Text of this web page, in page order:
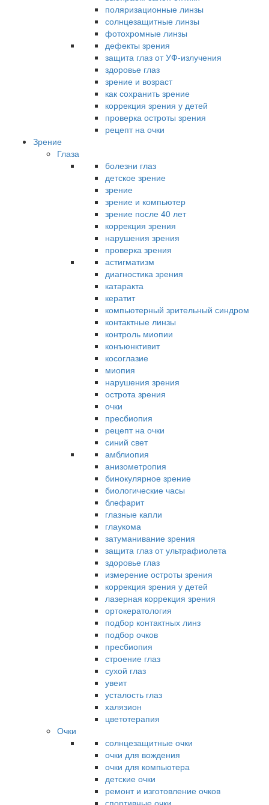
поляризационные линзы
солнцезащитные линзы
фотохромные линзы
дефекты зрения
защита глаз от УФ-излучения
здоровье глаз
зрение и возраст
как сохранить зрение
коррекция зрения у детей
проверка остроты зрения
рецепт на очки
Зрение
Глаза
болезни глаз
детское зрение
зрение
зрение и компьютер
зрение после 40 лет
коррекция зрения
нарушения зрения
проверка зрения
астигматизм
диагностика зрения
катаракта
кератит
компьютерный зрительный синдром
контактные линзы
контроль миопии
конъюнктивит
косоглазие
миопия
нарушения зрения
острота зрения
очки
пресбиопия
рецепт на очки
синий свет
амблиопия
анизометропия
бинокулярное зрение
биологические часы
блефарит
глазные капли
глаукома
затуманивание зрения
защита глаз от ультрафиолета
здоровье глаз
измерение остроты зрения
коррекция зрения у детей
лазерная коррекция зрения
ортокератология
подбор контактных линз
подбор очков
пресбиопия
строение глаз
сухой глаз
увеит
усталость глаз
халязион
цветотерапия
Очки
солнцезащитные очки
очки для вождения
очки для компьютера
детские очки
ремонт и изготовление очков